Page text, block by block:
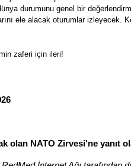
durumunu genel bir
ele alacak oturumlar izleyecek.
zaferi için ileri!
olan NATO Zirvesi'ne yanıt